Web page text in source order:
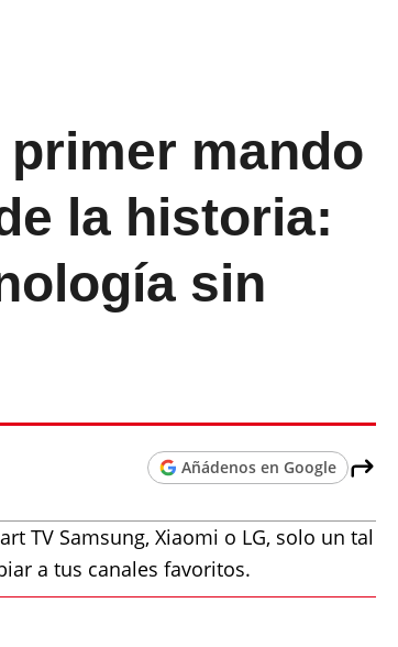
mando
la historia:
sin
Añádenos en Google
TV Samsung, Xiaomi o LG, solo un tal
a tus canales favoritos.